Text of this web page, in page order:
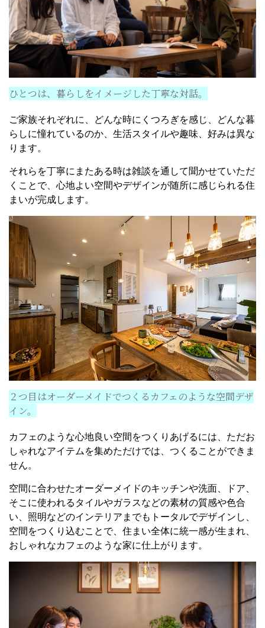
ひとつは、暮らしをイメージした丁寧な対話。
ご家族それぞれに、どんな時にくつろぎを感じ、どんな暮
らしに憧れているのか、生活スタイルや趣味、好みは異な
ります。
それらを丁寧にまたある時は雑談を通して聞かせていただ
くことで、心地よい空間やデザインが随所に感じられる住
まいが完成します。
２つ目はオーダーメイドでつくるカフェのような空間デザ
イン。
カフェのような心地良い空間をつくりあげるには、ただお
しゃれなアイテムを集めただけでは、つくることができま
せん。
空間に合わせたオーダーメイドのキッチンや洗面、ドア、
そこに使われるタイルやガラスなどの素材の質感や色合
い、照明などのインテリアまでもトータルでデザインし、
空間をつくり込むことで、住まい全体に統一感が生まれ、
おしゃれなカフェのような家に仕上がります。